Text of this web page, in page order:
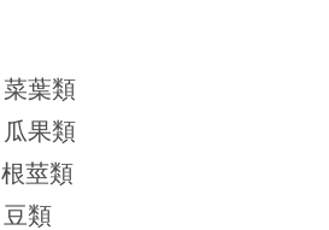
菜葉類
瓜果類
根莖類
豆類